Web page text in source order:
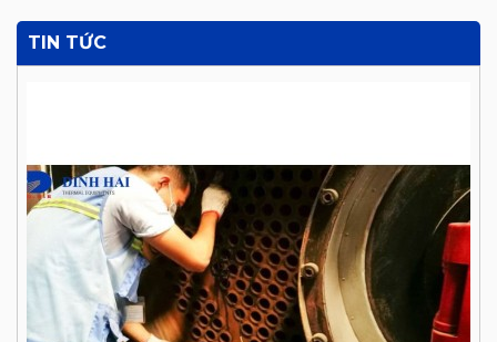
TIN TỨC